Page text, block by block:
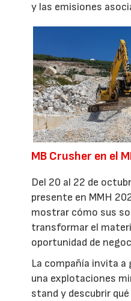
y las emisiones
MB Crusher en el
Del 20 al 22 de
presente en MMH
mostrar cómo sus
transformar el
oportunidad de
La compañía invita
una explotaciones
stand y descubrir